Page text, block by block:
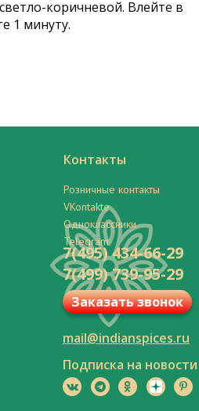
коричневой. Влейте в
1 минуту.
Контакты
Розничные контакты
VKontakte
Одноклассники
Telegram
7(495) 434-66-29
7(499) 739-95-29
Заказать звонок
mail@indianspices.ru
Подписка на новости